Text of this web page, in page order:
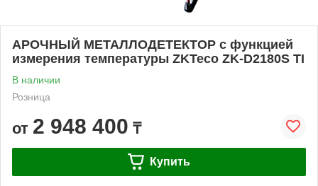
АРОЧНЫЙ МЕТАЛЛОДЕТЕКТОР с функцией
измерения температуры ZKTeco ZK-D2180S TI
В наличии
Розница
от 2 948 400 ₸
Купить